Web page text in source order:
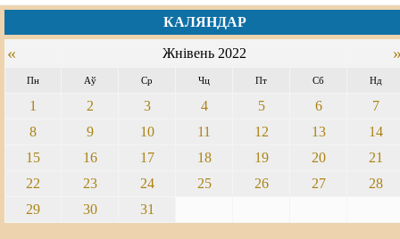
КАЛЯНДАР
« Жнівень 2022
Пн Аў Ср Чц Пт Сб Нд
1 2 3 4 5 6
7
8
9 10 11 12 13
14
15
16 17 18 19 20
21
22
23 24 25 26 27
28
29
30 31